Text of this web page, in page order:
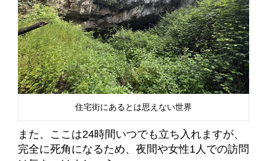
住宅街にあるとは思えない世界
また、ここは24時間いつでも立ち入れますが、
完全に死角になるため、夜間や女性1人での訪問